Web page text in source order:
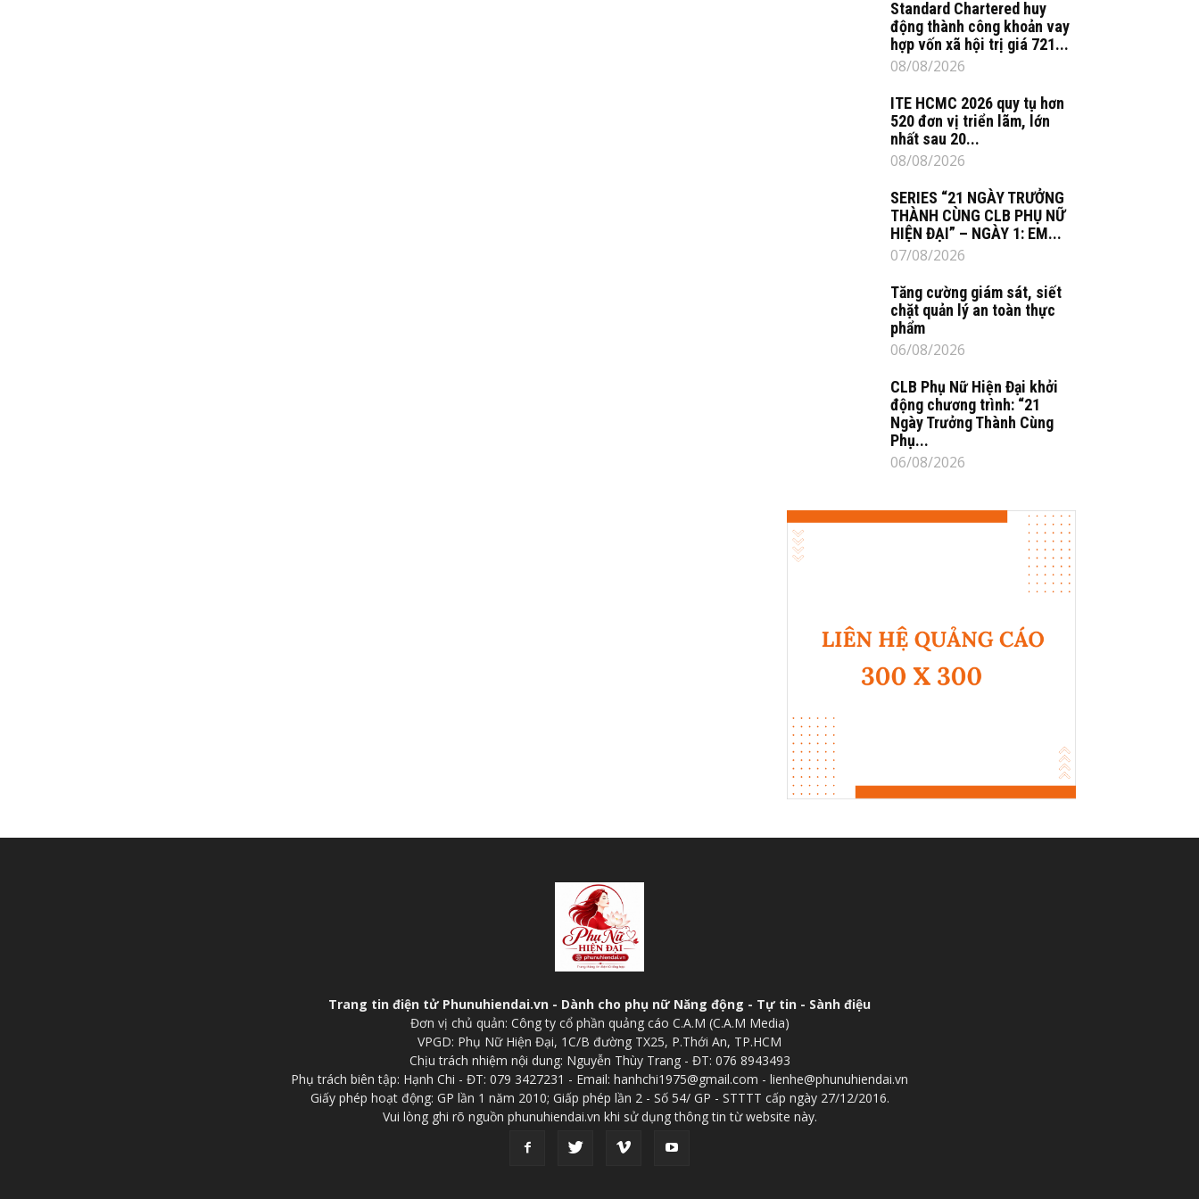
Standard Chartered huy
động thành công khoản vay
hợp vốn xã hội trị giá 721...
08/08/2026
ITE HCMC 2026 quy tụ hơn
520 đơn vị triển lãm, lớn
nhất sau 20...
08/08/2026
SERIES “21 NGÀY TRƯỞNG
THÀNH CÙNG CLB PHỤ NỮ
HIỆN ĐẠI” – NGÀY 1: EM...
07/08/2026
Tăng cường giám sát, siết
chặt quản lý an toàn thực
phẩm
06/08/2026
CLB Phụ Nữ Hiện Đại khởi
động chương trình: “21
Ngày Trưởng Thành Cùng
Phụ...
06/08/2026
Trang tin điện tử Phunuhiendai.vn - Dành cho phụ nữ Năng động - Tự tin - Sành điệu
Đơn vị chủ quản: Công ty cổ phần quảng cáo C.A.M (C.A.M Media)
VPGD: Phụ Nữ Hiện Đại, 1C/B đường TX25, P.Thới An, TP.HCM
Chịu trách nhiệm nội dung: Nguyễn Thùy Trang - ĐT: 076 8943493
Phụ trách biên tập: Hạnh Chi - ĐT: 079 3427231 - Email: hanhchi1975@gmail.com - lienhe@phunuhiendai.vn
Giấy phép hoạt động: GP lần 1 năm 2010; Giấp phép lần 2 - Số 54/ GP - STTTT cấp ngày 27/12/2016.
Vui lòng ghi rõ nguồn phunuhiendai.vn khi sử dụng thông tin từ website này.